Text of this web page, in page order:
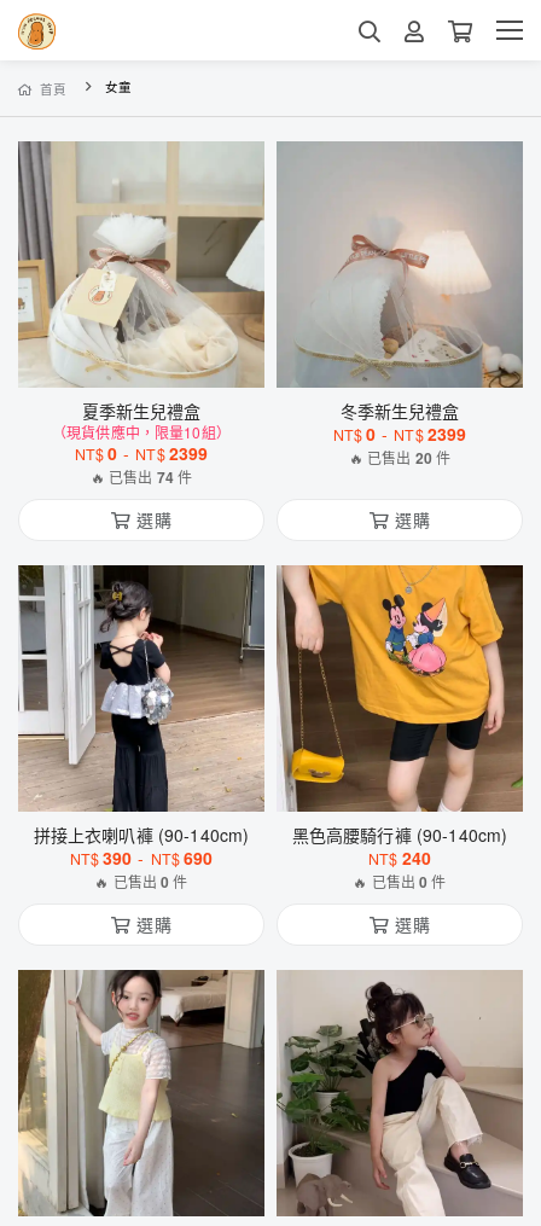
首頁 女童
夏季新生兒禮盒
（現貨供應中，限量10組）
NT$0 - NT$2399
🔥 已售出 74件
選購
冬季新生兒禮盒
NT$0 - NT$2399
🔥 已售出 20件
選購
拼接上衣喇叭褲 (90-140cm)
NT$390 - NT$690
🔥 已售出0件
選購
黑色高腰騎行褲 (90-140cm)
NT$ 240
🔥 已售出0件
選購